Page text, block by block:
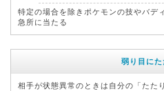
特定の場合を除きポケモンの技やバデ
急所に当たる
弱り目にた
相手が状態異常のときは自分の「たた